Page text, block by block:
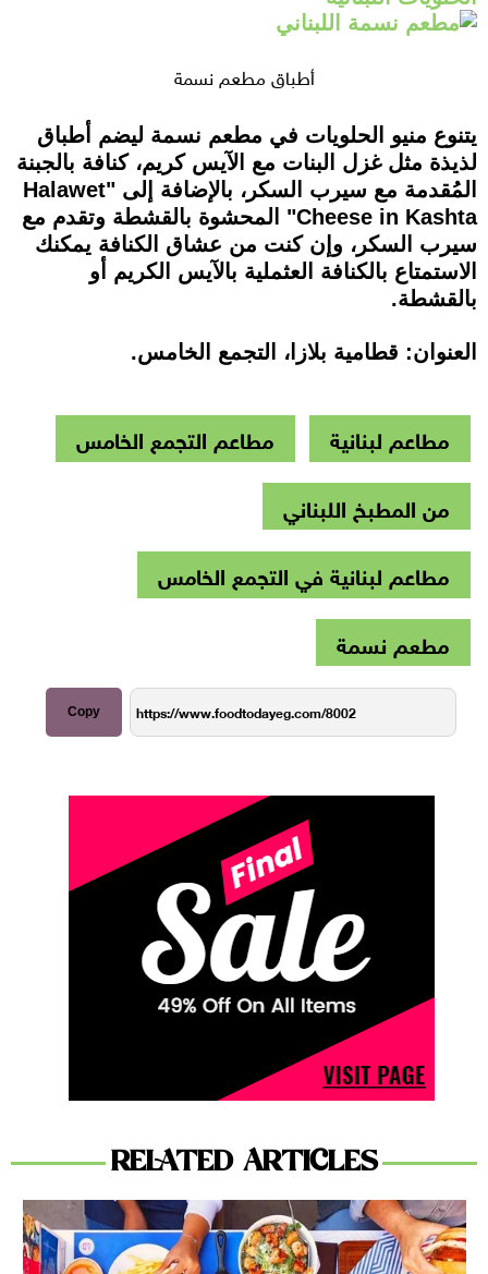
أطباق مطعم نسمة
يتنوع منيو الحلويات في مطعم نسمة ليضم أطباق
لذيذة مثل غزل البنات مع الآيس كريم، كنافة بالجبنة
المُقدمة مع سيرب السكر، بالإضافة إلى "Halawet
Cheese in Kashta" المحشوة بالقشطة وتقدم مع
سيرب السكر، وإن كنت من عشاق الكنافة يمكنك
الاستمتاع بالكنافة العثملية بالآيس الكريم أو
بالقشطة.
العنوان: قطامية بلازا، التجمع الخامس.
مطاعم لبنانية
مطاعم التجمع الخامس
من المطبخ اللبناني
مطاعم لبنانية في التجمع الخامس
مطعم نسمة
Copy
RELATED ARTICLES